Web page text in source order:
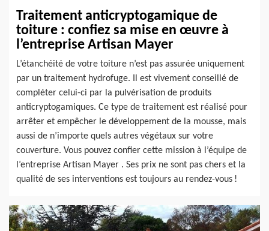
Traitement anticryptogamique de
toiture : confiez sa mise en œuvre à
l’entreprise Artisan Mayer
L’étanchéité de votre toiture n’est pas assurée uniquement
par un traitement hydrofuge. Il est vivement conseillé de
compléter celui-ci par la pulvérisation de produits
anticryptogamiques. Ce type de traitement est réalisé pour
arrêter et empêcher le développement de la mousse, mais
aussi de n’importe quels autres végétaux sur votre
couverture. Vous pouvez confier cette mission à l’équipe de
l’entreprise Artisan Mayer . Ses prix ne sont pas chers et la
qualité de ses interventions est toujours au rendez-vous !